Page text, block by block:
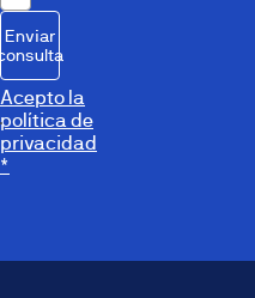
Enviar
Acepto la
política de
privacidad
*